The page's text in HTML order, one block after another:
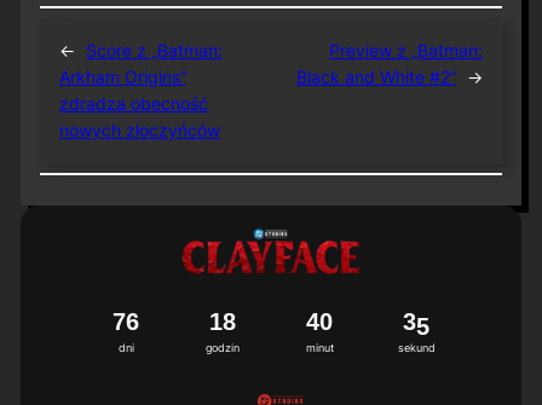
←
Score z „Batman:
Arkham Origins”
zdradza obecność
nowych złoczyńców
Preview z „Batman:
Black and White #2” →
dni
76
godzin
18
minut
40
sekund
34
5